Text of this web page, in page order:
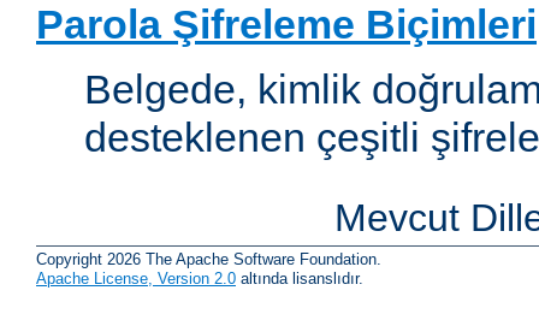
Parola Şifreleme Biçimleri
Belgede, kimlik
desteklenen çeşitli
Mevcut
Copyright 2026 The Apache Software Foundation.
Apache License, Version 2.0 altında lisanslıdır.